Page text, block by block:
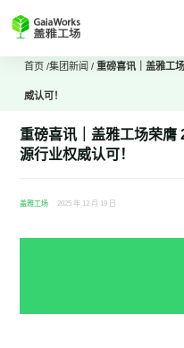
首页 /集团新闻 /重磅喜讯｜盖雅工
威认可！
重磅喜讯｜盖雅工场荣膺
源行业权威认可！
盖雅工场 2025 年 12 月 19 日